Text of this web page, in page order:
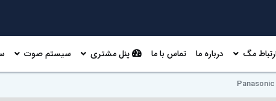
مگ درباره ما تماس با ما پنل مشتری سیستم صوت